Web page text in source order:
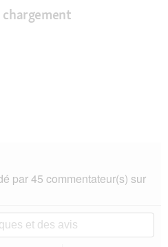
chargement
par 45 commentateur(s) sur